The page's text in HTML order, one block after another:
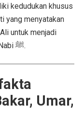
kedudukan khusus
untuk menjadi
setelah wafatnya Nabi ﷺ.
Umar,